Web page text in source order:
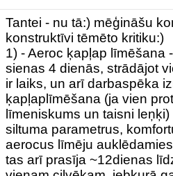
Tantei - nu tā:) mēģināšu
konstruktīvi tēmēto kritiku:)
1) - Aeroc ķapļap līmēšana
sienas 4 dienās, strādājot
ir laiks, un arī darbaspēka
ķapļaplīmēšana (ja vien
līmeniskums un taisni
siltuma parametrus,
aerocus līmēju
tas arī prasīja ~12dienas